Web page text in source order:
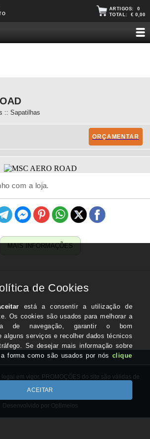
ARTIGOS: 0
TOTAL: € 0,00
:: Sapatilhas
ORÇAMENTAR
com a loja.
MAIS INFORMAÇÕES
com a loja.
legal em vigor. PROMOÇÕES do site são válidas de
Desenvolvido por Optimeios